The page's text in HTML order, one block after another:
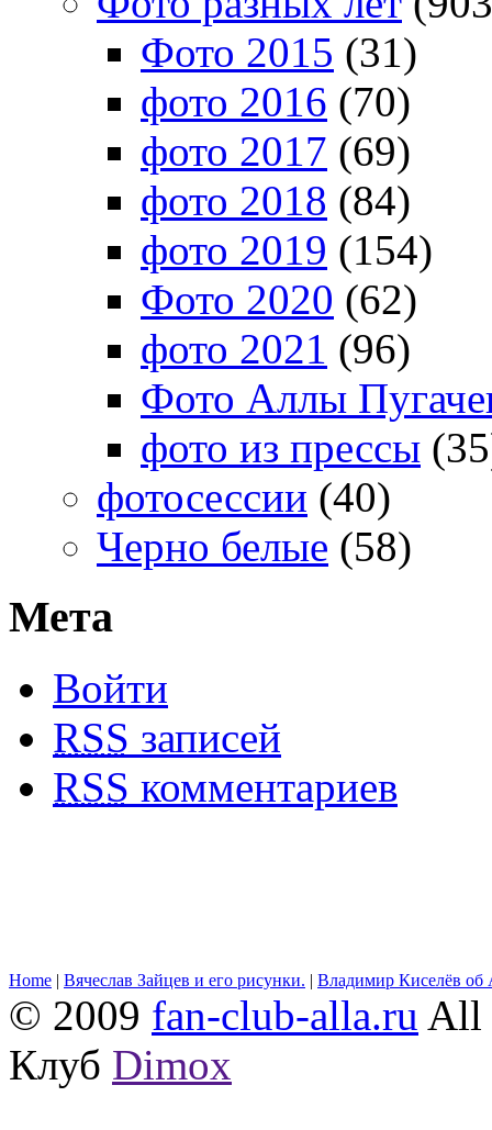
Фото 2015 (31)
фото 2016 (70)
фото 2017 (69)
фото 2018 (84)
фото 2019 (154)
Фото 2020 (62)
фото 2021 (96)
Фото Аллы
фото из прессы
фотосессии (40)
Черно белые (58)
Мета
Войти
RSS записей
RSS комментариев
Home | Вячеслав Зайцев и его рисунки. | Владимир Киселёв об
© 2009 fan-club-alla.ru All
Клуб Dimox